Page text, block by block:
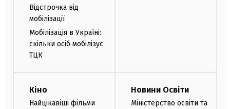
Відстрочка від
мобілізації
Мобілізація в Україні:
скільки осіб мобілізує
ТЦК
Кіно
Найцікавіші фільми
Новини Освіти
Міністерство освіти та